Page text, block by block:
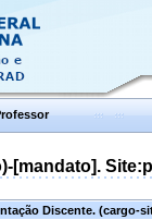
Discente. (cargo-